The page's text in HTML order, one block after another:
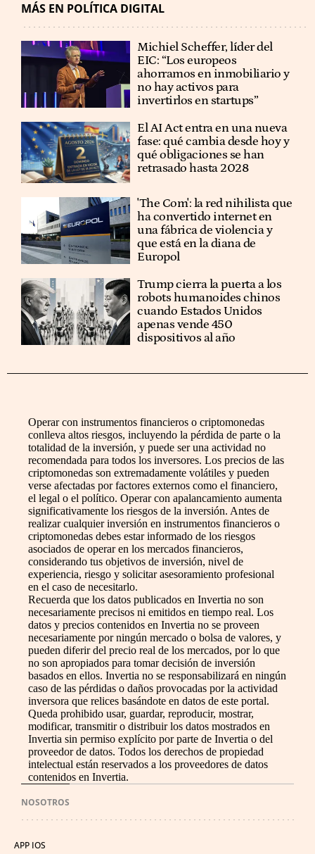
MÁS EN POLÍTICA DIGITAL
Michiel Scheffer, líder del
EIC: “Los europeos
ahorramos en inmobiliario y
no hay activos para
invertirlos en startups”
El AI Act entra en una nueva
fase: qué cambia desde hoy y
qué obligaciones se han
retrasado hasta 2028
'The Com': la red nihilista que
ha convertido internet en
una fábrica de violencia y
que está en la diana de
Europol
Trump cierra la puerta a los
robots humanoides chinos
cuando Estados Unidos
apenas vende 450
dispositivos al año
Operar con instrumentos financieros o criptomonedas
conlleva altos riesgos, incluyendo la pérdida de parte o la
totalidad de la inversión, y puede ser una actividad no
recomendada para todos los inversores. Los precios de las
criptomonedas son extremadamente volátiles y pueden
verse afectadas por factores externos como el financiero,
el legal o el político. Operar con apalancamiento aumenta
significativamente los riesgos de la inversión. Antes de
realizar cualquier inversión en instrumentos financieros o
criptomonedas debes estar informado de los riesgos
asociados de operar en los mercados financieros,
considerando tus objetivos de inversión, nivel de
experiencia, riesgo y solicitar asesoramiento profesional
en el caso de necesitarlo.
Recuerda que los datos publicados en Invertia no son
necesariamente precisos ni emitidos en tiempo real. Los
datos y precios contenidos en Invertia no se proveen
necesariamente por ningún mercado o bolsa de valores, y
pueden diferir del precio real de los mercados, por lo que
no son apropiados para tomar decisión de inversión
basados en ellos. Invertia no se responsabilizará en ningún
caso de las pérdidas o daños provocadas por la actividad
inversora que relices basándote en datos de este portal.
Queda prohibido usar, guardar, reproducir, mostrar,
modificar, transmitir o distribuir los datos mostrados en
Invertia sin permiso explícito por parte de Invertia o del
proveedor de datos. Todos los derechos de propiedad
intelectual están reservados a los proveedores de datos
contenidos en Invertia.
NOSOTROS
APP IOS